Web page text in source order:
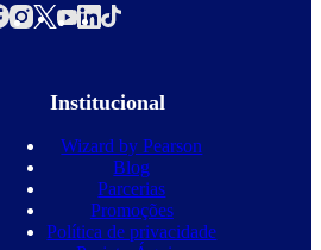
Institucional
Wizard by Pearson
Blog
Parcerias
Promoções
Política de privacidade